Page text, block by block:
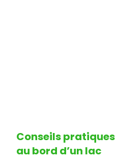
Conseils
au bord d’un lac